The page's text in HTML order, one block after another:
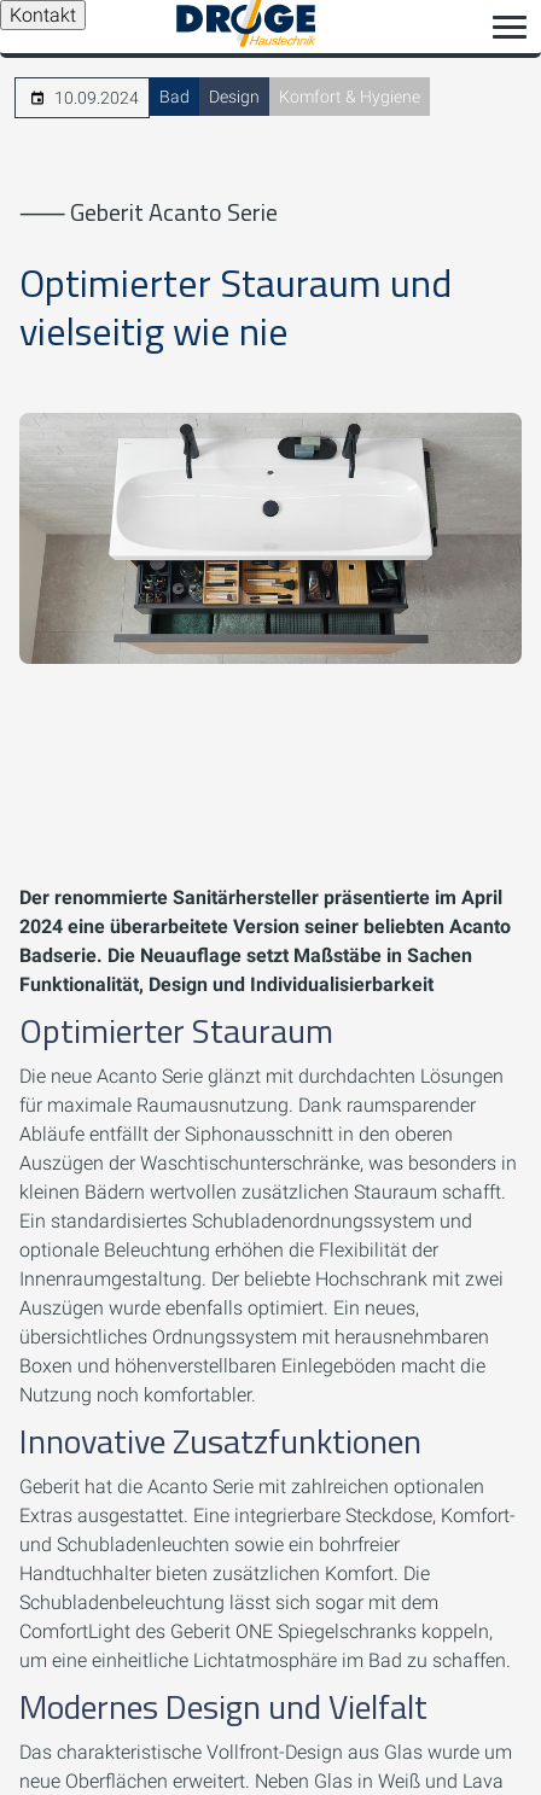
Kontakt
10.09.2024 Bad Design Komfort & Hygiene
⸺ Geberit Acanto Serie
Optimierter Stauraum und
vielseitig wie nie
Der renommierte Sanitärhersteller präsentierte im April
2024 eine überarbeitete Version seiner beliebten Acanto
Badserie. Die Neuauflage setzt Maßstäbe in Sachen
Funktionalität, Design und Individualisierbarkeit
Optimierter Stauraum
Die neue Acanto Serie glänzt mit durchdachten Lösungen
für maximale Raumausnutzung. Dank raumsparender
Abläufe entfällt der Siphonausschnitt in den oberen
Auszügen der Waschtischunterschränke, was besonders in
kleinen Bädern wertvollen zusätzlichen Stauraum schafft.
Ein standardisiertes Schubladenordnungssystem und
optionale Beleuchtung erhöhen die Flexibilität der
Innenraumgestaltung. Der beliebte Hochschrank mit zwei
Auszügen wurde ebenfalls optimiert. Ein neues,
übersichtliches Ordnungssystem mit herausnehmbaren
Boxen und höhenverstellbaren Einlegeböden macht die
Nutzung noch komfortabler.
Innovative Zusatzfunktionen
Geberit hat die Acanto Serie mit zahlreichen optionalen
Extras ausgestattet. Eine integrierbare Steckdose, Komfort-
und Schubladenleuchten sowie ein bohrfreier
Handtuchhalter bieten zusätzlichen Komfort. Die
Schubladenbeleuchtung lässt sich sogar mit dem
ComfortLight des Geberit ONE Spiegelschranks koppeln,
um eine einheitliche Lichtatmosphäre im Bad zu schaffen.
Modernes Design und Vielfalt
Das charakteristische Vollfront-Design aus Glas wurde um
neue Oberflächen erweitert. Neben Glas in Weiß und Lava